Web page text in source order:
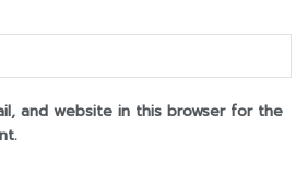
and website in this browser for the